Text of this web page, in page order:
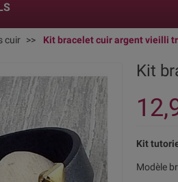
cuir Kit bracelet cuir argent vieilli
Kit
Kit
Modèle